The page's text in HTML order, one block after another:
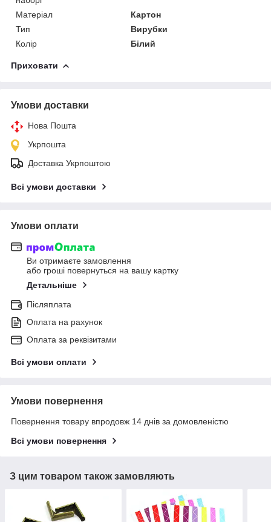
Матеріал
Картон
Тип
Вирубки
Колір
Білий
Приховати
Умови доставки
Нова Пошта
Укрпошта
Доставка Укрпоштою
Всі умови доставки
Умови оплати
Ви отримаєте замовлення
або гроші повернуться на вашу картку
Детальніше
Післяплата
Оплата на рахунок
Оплата за реквізитами
Всі умови оплати
Умови повернення
Повернення товару впродовж 14 днів за домовленістю
Всі умови повернення
З цим товаром також замовляють